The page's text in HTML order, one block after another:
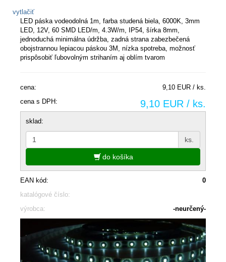
vytlačiť
LED páska vodeodolná 1m, farba studená biela, 6000K, 3mm
LED, 12V, 60 SMD LED/m, 4.3W/m, IP54, šírka 8mm,
jednoduchá minimálna údržba, zadná strana zabezbečená
obojstrannou lepiacou páskou 3M, nízka spotreba, možnosť
prispôsobiť ľubovolným strihaním aj oblím tvarom
cena:
9,10 EUR / ks.
cena s DPH:
9,10 EUR / ks.
sklad:
ks.
do košíka
EAN kód:
0
katalógové číslo:
výrobca:
-neurčený-